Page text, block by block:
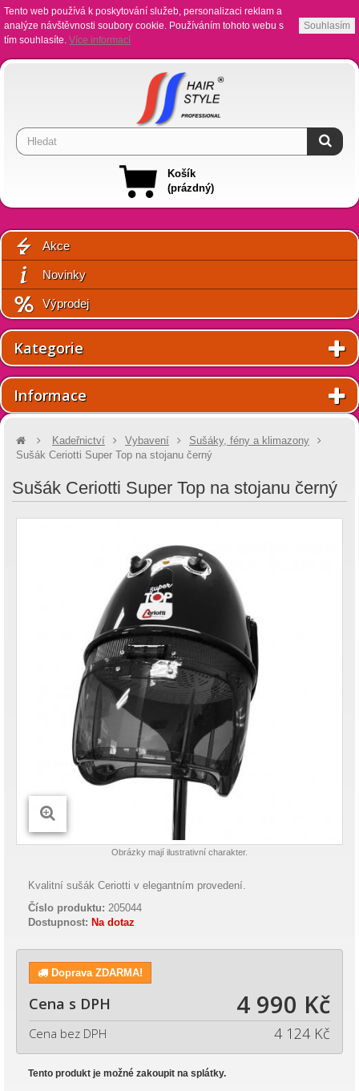
Tento web používá k poskytování služeb, personalizaci reklam a
analýze návštěvnosti soubory cookie. Používáním tohoto webu s
tím souhlasíte. Více informací
Souhlasím
Košík
(prázdný)
Akce
Novinky
Výprodej
Kategorie
Informace
Kadeřnictví Vybavení
Sušáky, fény a klimazony
Sušák Ceriotti Super Top na stojanu černý
Sušák Ceriotti Super Top na stojanu černý
Obrázky mají ilustrativní charakter.
Kvalitní sušák Ceriotti v elegantním provedení.
Číslo produktu: 205044
Dostupnost: Na dotaz
Doprava ZDARMA!
Cena s DPH 4 990 Kč
Cena bez DPH 4 124 Kč
Tento produkt je možné zakoupit na splátky.